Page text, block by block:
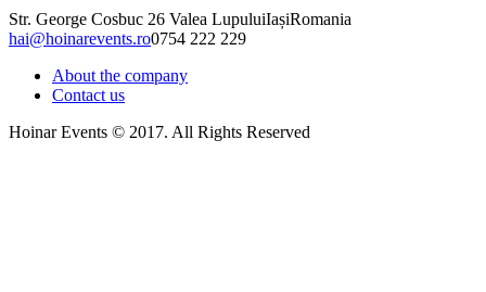
Str. George Cosbuc 26 Valea LupuluiIașiRomania
hai@hoinarevents.ro0754 222 229
About the company
Contact us
Hoinar Events © 2017. All Rights Reserved